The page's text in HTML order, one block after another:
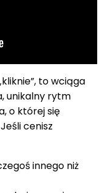
to wciąga
unikalny rytm
o której się
cenisz
innego niż